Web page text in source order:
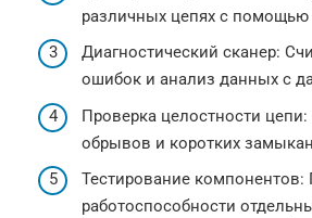
различных цепях с помощью
Диагностический сканер:
ошибок и анализ данных с
Проверка целостности
обрывов и коротких
Тестирование компонентов:
работоспособности